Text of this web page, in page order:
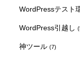
WordPressテスト
WordPress引越し
神ツール (7)